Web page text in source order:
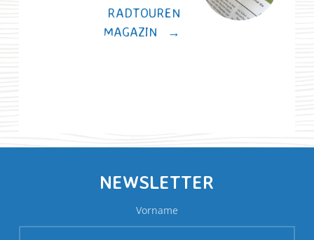
RADTOUREN
MAGAZIN
→
NEWSLETTER
Vorname